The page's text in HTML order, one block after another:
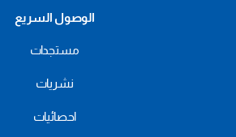
الوصول السريع
مستجدات
نشريات
احصائيات